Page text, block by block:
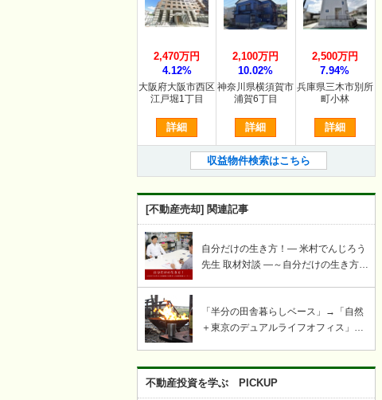
大阪府大阪市西区
江戸堀1丁目
2,470万円
4.12%
詳細
神奈川県横須賀市
浦賀6丁目
2,100万円
10.02%
詳細
兵庫県三木市別所
町小林
2,500万円
7.94%
詳細
収益物件検索はこちら
[不動産売却] 関連記事
自分だけの生き方！― 米村でんじろう
先生 取材対談 ―～自分だけの生き方を
「半分の田舎暮らしベース」→「自然
＋東京のデュアルライフオフィス」
い自然豊かな川のそばで、上記キーワ
不動産投資を学ぶ PICKUP